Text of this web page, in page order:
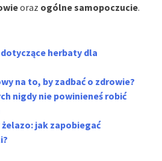
oraz ogólne samopoczucie.
herbaty dla
na to, by zadbać o zdrowie?
nigdy nie powinieneś robić
jak zapobiegać